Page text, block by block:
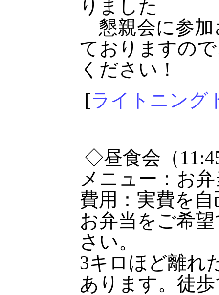
りました
懇親会に参加
ておりますの
ください！
[ライトニング
◇昼食会（
メニュー：お
費用：実費を自
お弁当をご希
さい。
3キロほど離れ
あります。徒